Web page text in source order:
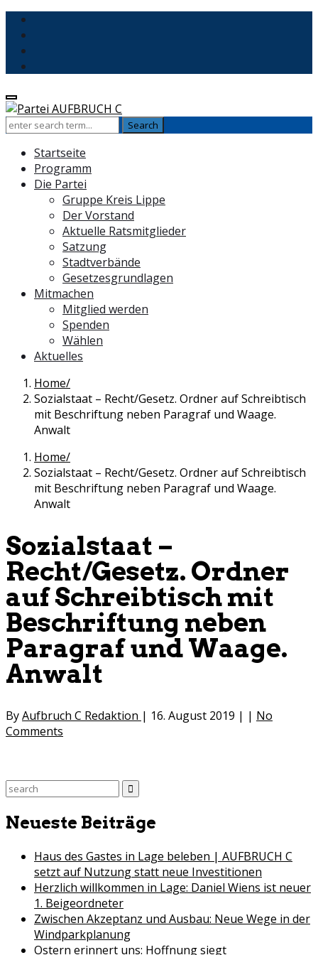
Startseite
Programm
Die Partei
Gruppe Kreis Lippe
Der Vorstand
Aktuelle Ratsmitglieder
Satzung
Stadtverbände
Gesetzesgrundlagen
Mitmachen
Mitglied werden
Spenden
Wählen
Aktuelles
Home
Sozialstaat – Recht/Gesetz. Ordner auf Schreibtisch
mit Beschriftung neben Paragraf und Waage.
Anwalt
Home
Sozialstaat – Recht/Gesetz. Ordner auf Schreibtisch
mit Beschriftung neben Paragraf und Waage.
Anwalt
Sozialstaat –
Recht/Gesetz. Ordner
auf Schreibtisch mit
Beschriftung neben
Paragraf und Waage.
Anwalt
ByAufbruch C Redaktion | 16. August 2019 | | No
Comments
Search
Neueste Beiträge
Haus des Gastes in Lage beleben | AUFBRUCH C
setzt auf Nutzung statt neue Investitionen
Herzlich willkommen in Lage: Daniel Wiens ist neuer
1. Beigeordneter
Zwischen Akzeptanz und Ausbau: Neue Wege in der
Windparkplanung
Ostern erinnert uns: Hoffnung siegt